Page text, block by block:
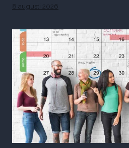
8 augusti 2026